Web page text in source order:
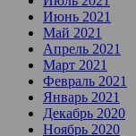
Июнь 2021
Май 2021
Апрель 2021
Март 2021
Февраль 2021
Январь 2021
Декабрь 2020
Ноябрь 2020